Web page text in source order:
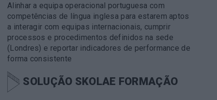
Alinhar a equipa operacional portuguesa com
competências de língua inglesa para estarem aptos
a interagir com equipas internacionais, cumprir
processos e procedimentos definidos na sede
(Londres) e reportar indicadores de performance de
forma consistente
SOLUÇÃO SKOLAE FORMAÇÃO